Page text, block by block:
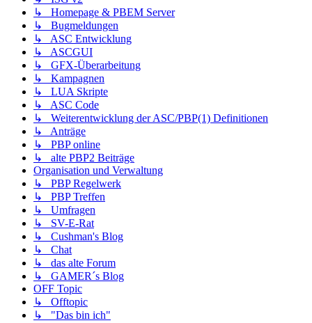
↳ Homepage & PBEM Server
↳ Bugmeldungen
↳ ASC Entwicklung
↳ ASCGUI
↳ GFX-Überarbeitung
↳ Kampagnen
↳ LUA Skripte
↳ ASC Code
↳ Weiterentwicklung der ASC/PBP(1) Definitionen
↳ Anträge
↳ PBP online
↳ alte PBP2 Beiträge
Organisation und Verwaltung
↳ PBP Regelwerk
↳ PBP Treffen
↳ Umfragen
↳ SV-E-Rat
↳ Cushman's Blog
↳ Chat
↳ das alte Forum
↳ GAMER´s Blog
OFF Topic
↳ Offtopic
↳ "Das bin ich"